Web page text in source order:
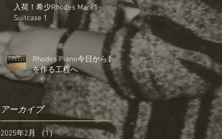
入荷！希少Rhodes Mark1
Suitcase！
Rhodes Piano今日から音
を作る工程へ
アーカイブ
2025年2月 （1）1件の記事